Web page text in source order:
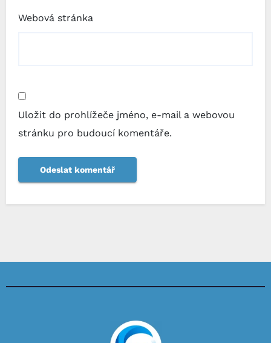
Webová stránka
Uložit do prohlížeče jméno, e-mail a webovou
stránku pro budoucí komentáře.